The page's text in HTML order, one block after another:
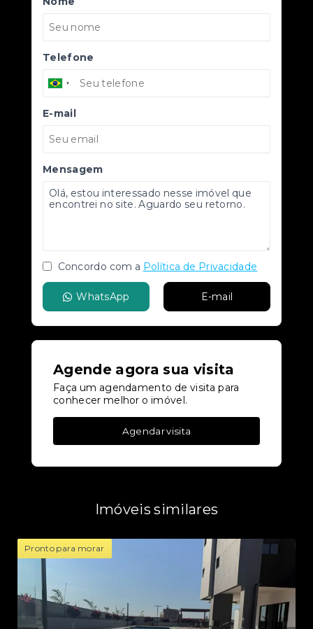
Telefone
E-mail
Mensagem
Concordo com a Política de Privacidade
WhatsApp E-mail
Agende agora sua visita
Faça um agendamento de visita para
conhecer melhor o imóvel.
Agendar visita
Imóveis similares
Pronto para morar